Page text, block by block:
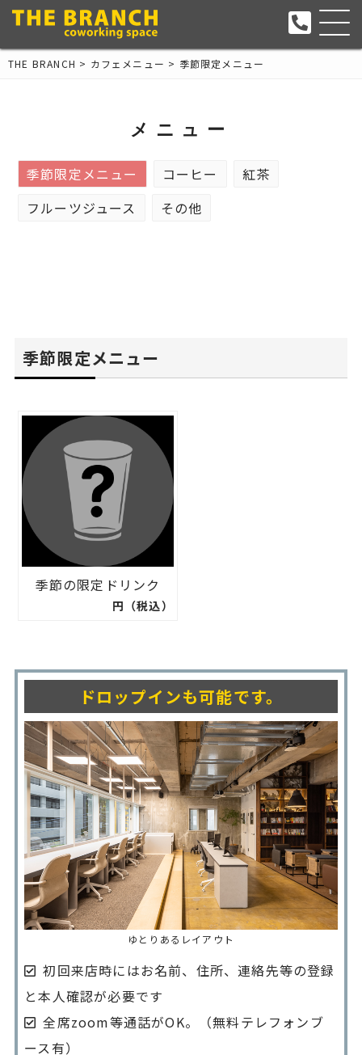
THE BRANCH > カフェメニュー > 季節限定メニュー
メニュー
季節限定メニュー コーヒー
紅茶
フルーツジュース
その他
季節限定メニュー
季節の限定ドリンク
円（税込）
ドロップインも可能です。
ゆとりあるレイアウト
初回来店時にはお名前、住所、連絡先等の登録
と本人確認が必要です
全席zoom等通話がOK。（無料テレフォンブ
ース有）